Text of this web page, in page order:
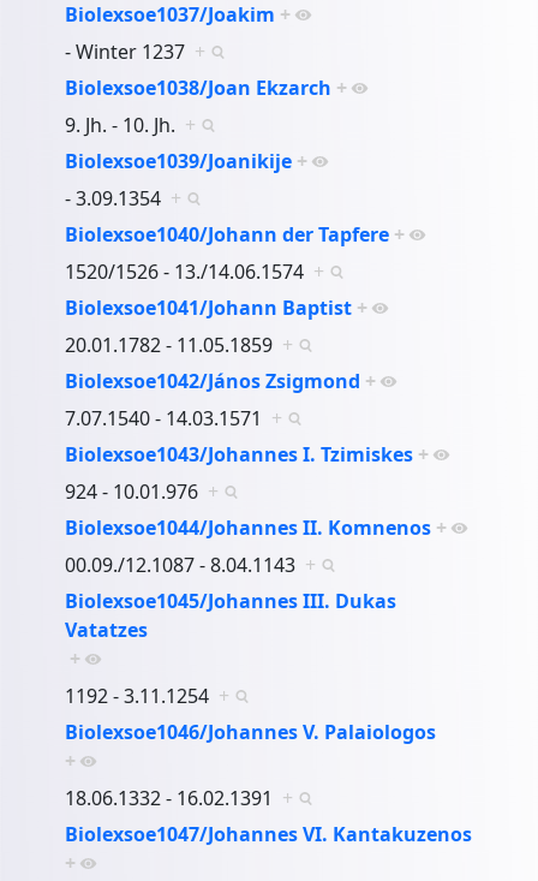
Biolexsoe1037/Joakim +
- Winter 1237 +
Biolexsoe1038/Joan Ekzarch +
9. Jh. - 10. Jh. +
Biolexsoe1039/Joanikije +
- 3.09.1354 +
Biolexsoe1040/Johann der Tapfere +
1520/1526 - 13./14.06.1574 +
Biolexsoe1041/Johann Baptist +
20.01.1782 - 11.05.1859 +
Biolexsoe1042/János Zsigmond +
7.07.1540 - 14.03.1571 +
Biolexsoe1043/Johannes I. Tzimiskes +
924 - 10.01.976 +
Biolexsoe1044/Johannes II. Komnenos +
00.09./12.1087 - 8.04.1143 +
Biolexsoe1045/Johannes III. Dukas
Vatatzes
+
1192 - 3.11.1254 +
Biolexsoe1046/Johannes V. Palaiologos
+
18.06.1332 - 16.02.1391 +
Biolexsoe1047/Johannes VI. Kantakuzenos
+